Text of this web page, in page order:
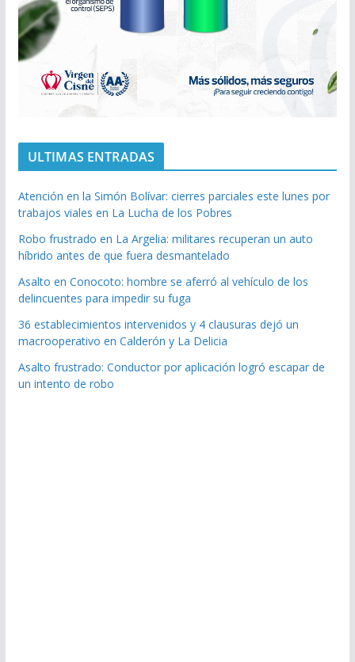
ULTIMAS ENTRADAS
Atención en la Simón Bolívar: cierres parciales este lunes por
trabajos viales en La Lucha de los Pobres
Robo frustrado en La Argelia: militares recuperan un auto
híbrido antes de que fuera desmantelado
Asalto en Conocoto: hombre se aferró al vehículo de los
delincuentes para impedir su fuga
36 establecimientos intervenidos y 4 clausuras dejó un
macrooperativo en Calderón y La Delicia
Asalto frustrado: Conductor por aplicación logró escapar de
un intento de robo